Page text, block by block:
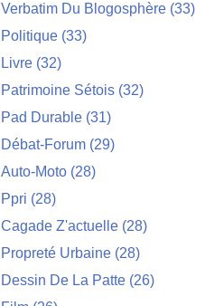
Verbatim Du Blogosphère (33)
Politique (33)
Livre (32)
Patrimoine Sétois (32)
Pad Durable (31)
Débat-Forum (29)
Auto-Moto (28)
Ppri (28)
Cagade Z'actuelle (28)
Propreté Urbaine (28)
Dessin De La Patte (26)